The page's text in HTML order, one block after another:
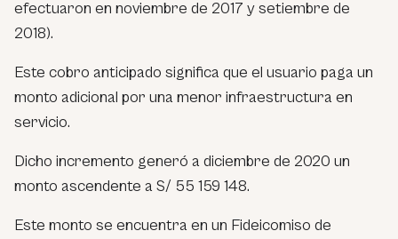
efectuaron en noviembre de 2017 y setiembre de
2018).
Este cobro anticipado significa que el usuario paga un
monto adicional por una menor infraestructura en
servicio.
Dicho incremento generó a diciembre de 2020 un
monto ascendente a S/ 55 159 148.
Este monto se encuentra en un Fideicomiso de